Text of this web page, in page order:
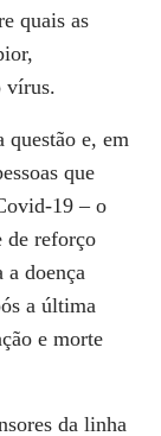
quais as
vírus.
questão e, em
que
19 – o
de reforço
a doença
a última
e morte
da linha